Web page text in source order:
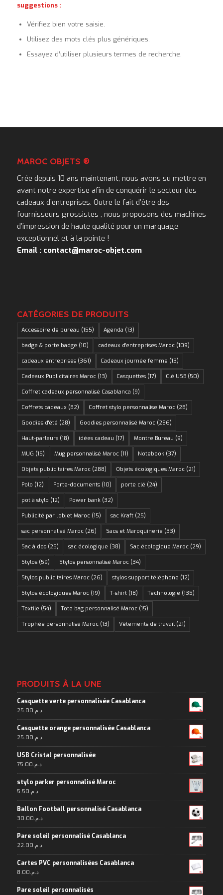
suggestions :
Vérifiez bien votre saisie.
Utilisez des mots clés plus génériques.
Essayez d’utiliser plusieurs termes de recherche.
MAROC OBJETS ®
Crée depuis 10 ans maintenant, nous avons su mettre en
avant notre expertise afin de conquérir le secteur des
cadeaux d’entreprises. Outre le fait d’être des
fournisseurs grossistes , nous proposons des machines
d’impression de haute qualité pour un marquage
exceptionnel et à la pointe !
Email : contact@maroc-objet.com
CATÉGORIES DE PRODUITS
Accessoire de bureau (155) Agenda (13)
badge & porte badge (10) cadeaux d'entreprises Maroc(109)
cadeaux entreprises(361) Cadeaux journée femme (13)
Cadeaux Publicitaires Maroc(13) Casquettes(17) Clé USB(50)
Coffret cadeaux personnalisé Casablanca (9)
Coffrets cadeaux (82) Coffret stylo personnalise Maroc(28)
Goodies d'été (28) Goodies personnalisé Maroc(286)
Haut-parleurs(18) idées cadeau (17) Montre Bureau (9)
MUG (15) Mug personnalisé Maroc(11) Notebook(37)
Objets publicitaires Maroc(288) Objets écologiques Maroc(21)
Polo (12) Porte-documents(10) porte clé (24)
pot à stylo (12) Power bank(32)
Publicité par l'objet Maroc(15) sac Kraft(25)
sac personnalisé Maroc(26) Sacs et Maroquinerie (33)
Sac à dos(25) sac écologique (38) Sac écologique Maroc(29)
Stylos(59) Stylos personnalisé Maroc(34)
Stylos publicitaires Maroc(26) stylos support téléphone (12)
Stylos écologiques Maroc(19) T-shirt(18) Technologie (135)
Textile (54) Tote bag personnalisé Maroc(15)
Trophée personnalisé Maroc(13) Vêtements de travail(21)
PRODUITS À LA UNE
Casquette verte personnalisée Casablanca
د.م.25.00
Casquette orange personnalisée Casablanca
د.م.25.00
USB Cristal personnalisée
د.م.75.00
stylo parker personnalisé Maroc
د.م.5.50
Ballon Football personnalisé Casablanca
د.م.30.00
Pare soleil personnalisé Casablanca
د.م.22.00
Cartes PVC personnalisées Casablanca
د.م.8.00
Pare soleil personnalisés